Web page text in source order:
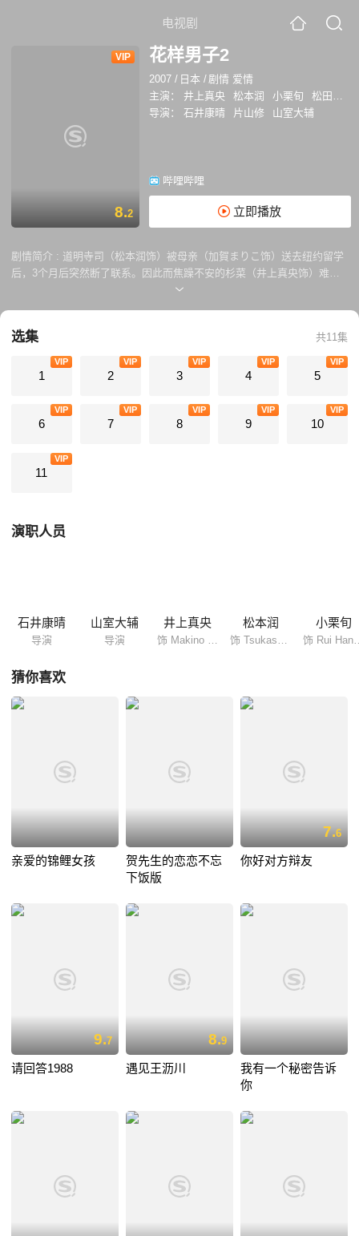
电视剧
VIP
8.2
花样男子2
2007 / 日本 /剧情 爱情
主演：
井上真央 松本润 小栗旬
松田翔太
导演：
石井康晴 片山修 山室大辅
哔哩哔哩
立即播放
剧情简介 : 道明寺司（松本润饰）被母亲（加賀まりこ饰）送去纽约留学
后，3个月后突然断了联系。因此而焦躁不安的杉菜（井上真央饰）难耐
相思之苦，她决定去美国找司，相逢后没有喜悦，没有惊讶，对方反而冷
活泼，全无心机的大小姐，她毫不掩饰自己喜欢司的心情，还把杉菜当成
好朋友，这让杉菜很是为难。但无法相信司已经不爱自己的杉菜在西门
（松田翔太饰）等人的鼓励下，试图和他修补关系。就在这时，花泽类
出正果吗？
选集 共11集
1
VIP
2
VIP
3
VIP
4
VIP
5
VIP
6
VIP
7
VIP
8
VIP
9
VIP
10
VIP
11
VIP
演职人员
石井康晴
导演
山室大辅
导演
井上真央
饰 Makino Tsukushi (11 episodes, 2007)
松本润
饰 Tsukasa Doumyouji (11 episodes, 2007)
小栗旬
饰 Rui
猜你喜欢
亲爱的锦鲤女孩
贺先生的恋恋不忘
下饭版
7.6
你好对方辩友
9.7
请回答1988
8.9
遇见王沥川
我有一个秘密告诉
你